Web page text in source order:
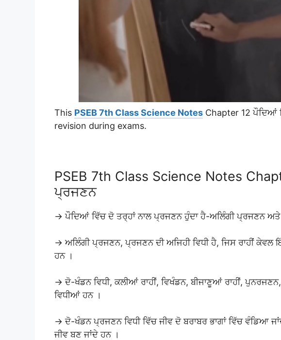
This PSEB 7th Class Science Notes Chapter 12 ਪੌਦਿਆਂ
revision during exams.
PSEB 7th Class Science Notes
ਪ੍ਰਜਣਨ
→ ਪੌਦਿਆਂ ਵਿੱਚ ਦੋ ਤਰ੍ਹਾਂ ਨਾਲ ਪ੍ਰਜਣਨ ਹੁੰਦਾ ਹੈ-ਅਲਿੰਗੀ ਪ੍ਰਜਣਨ ਅਤੇ
→ ਅਲਿੰਗੀ ਪ੍ਰਜਣਨ, ਪ੍ਰਜਣਨ ਦੀ ਅਜਿਹੀ ਵਿਧੀ ਹੈ, ਜਿਸ ਰਾਹੀਂ
ਹਨ ।
→ ਦੋ-ਖੰਡਨ ਵਿਧੀ, ਕਲੀਆਂ ਰਾਹੀਂ, ਵਿਖੰਡਨ, ਬੀਜਾਣੂਆਂ ਰਾਹੀਂ,
ਵਿਧੀਆਂ ਹਨ ।
→ ਦੋ-ਖੰਡਨ ਪ੍ਰਜਣਨ ਵਿਧੀ ਵਿੱਚ ਜੀਵ ਦੋ ਬਰਾਬਰ ਭਾਗਾਂ ਵਿੱਚ ਵੰਡਿਆ
ਜੀਵ ਬਣ ਜਾਂਦੇ ਹਨ ।